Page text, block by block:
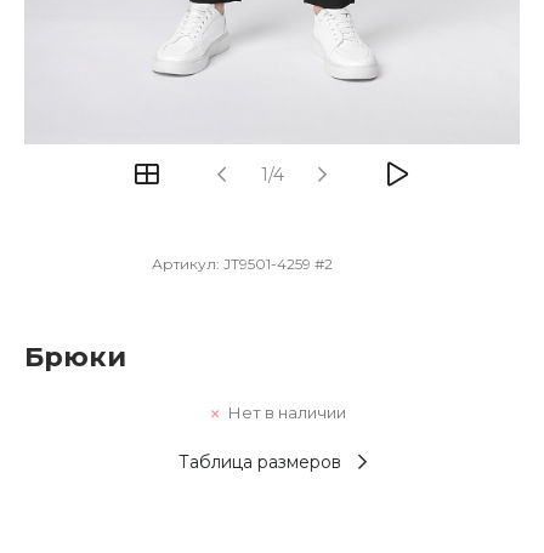
1/4
Артикул: JT9501-4259 #2
Брюки
Нет в наличии
Таблица размеров